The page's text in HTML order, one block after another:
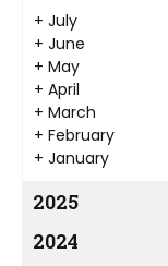
+ July
+ June
+ May
+ April
+ March
+ February
+ January
2025
2024